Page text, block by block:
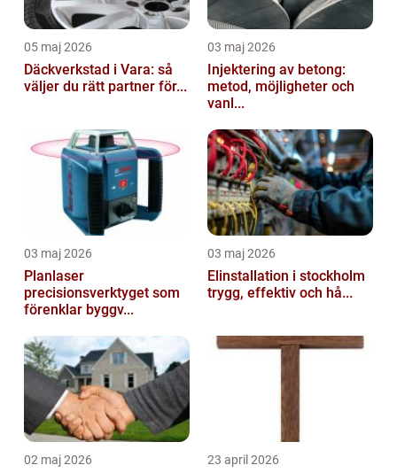
05 maj 2026
Däckverkstad i Vara: så
väljer du rätt partner för...
03 maj 2026
Injektering av betong:
metod, möjligheter och
vanl...
03 maj 2026
Planlaser
precisionsverktyget som
förenklar byggv...
03 maj 2026
Elinstallation i stockholm
trygg, effektiv och hå...
02 maj 2026 23 april 2026